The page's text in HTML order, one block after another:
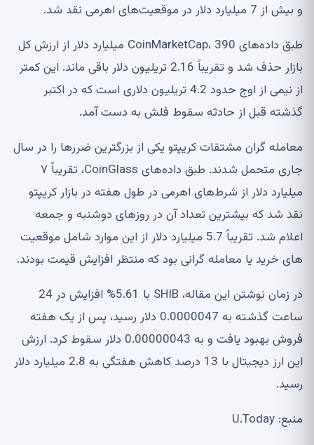
و بیش از 7 میلیارد دلار در موقعیت‌های اهرمی نقد شد.
طبق داده‌های CoinMarketCap، 390 میلیارد دلار از ارزش کل
بازار حذف شد و تقریباً 2.16 تریلیون دلار باقی ماند. این کمتر
از نیمی از اوج حدود 4.2 تریلیون دلاری است که در اکتبر
گذشته قبل از حادثه سقوط فلش ​​به دست آمد.
معامله گران مشتقات کریپتو یکی از بزرگترین ضررها را در سال
جاری متحمل شدند. طبق داده‌های CoinGlass، تقریباً ۷
میلیارد دلار از شرط‌های اهرمی در طول هفته در بازار کریپتو
نقد شد که بیشترین تعداد آن در روزهای دوشنبه و جمعه
اعلام شد. تقریباً 5.7 میلیارد دلار از این موارد شامل موقعیت
های خرید یا معامله گرانی بود که منتظر افزایش قیمت بودند.
در زمان نوشتن این مقاله، SHIB با 5.61% افزایش در 24
ساعت گذشته به 0.0000047 دلار رسید، پس از یک هفته
فروش بهبود یافت و به 0.00000043 دلار سقوط کرد. ارزش
این ارز دیجیتال با 13 درصد کاهش هفتگی به 2.8 میلیارد دلار
رسید.
منبع: U.Today